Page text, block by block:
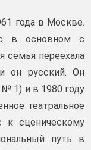
года в Москве.
в основном с
семья переехала
он русский. Он
1) и в 1980 году
театральное
к сценическому
путь в